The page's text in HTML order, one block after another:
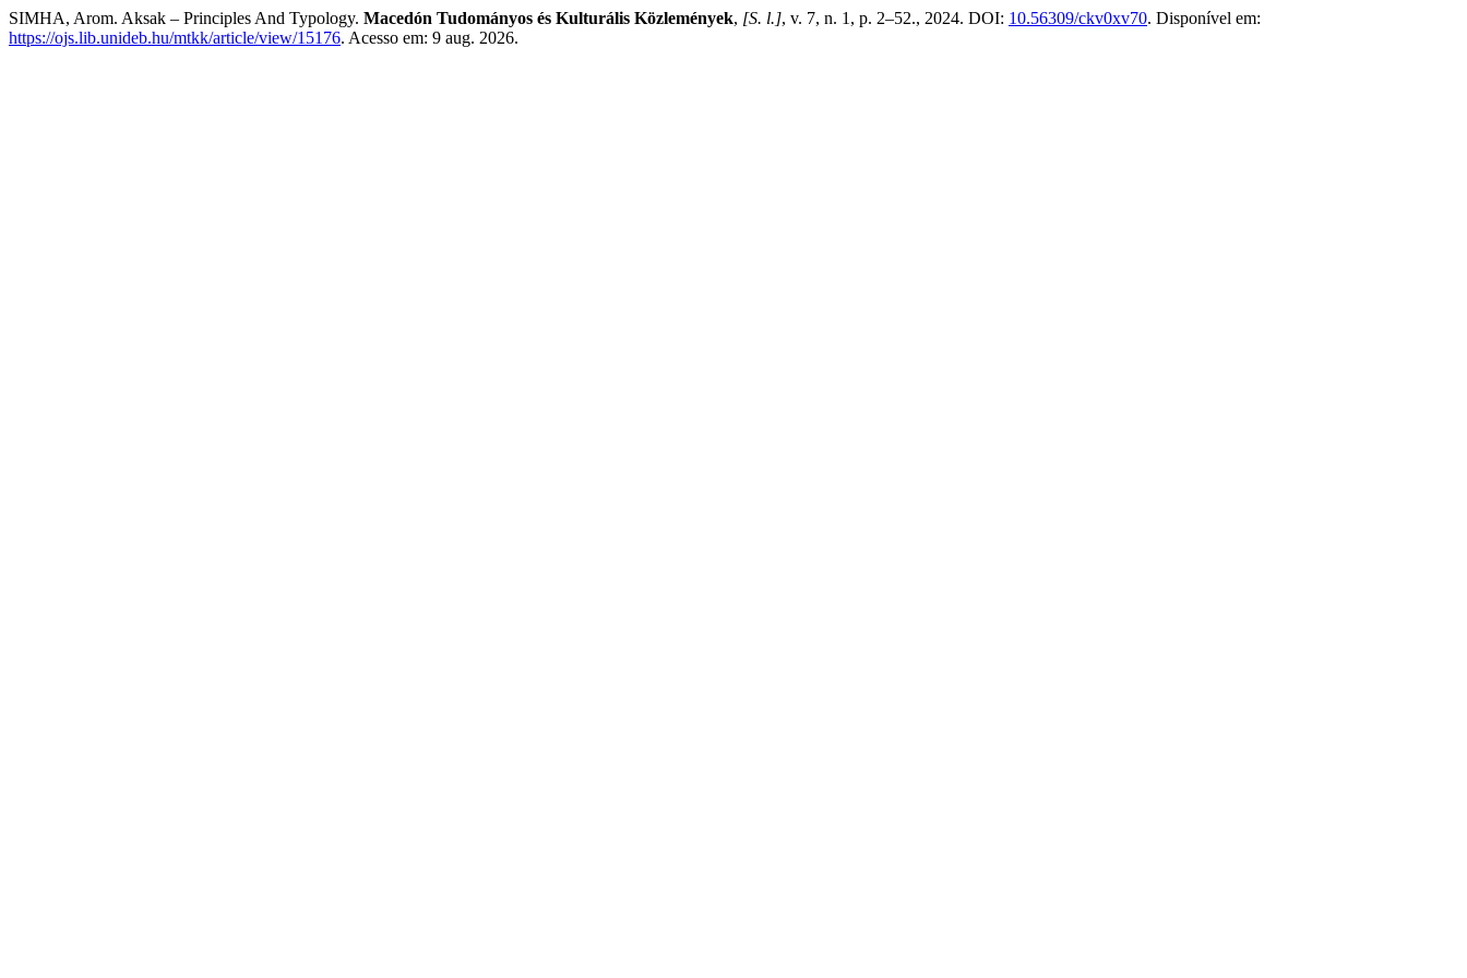
SIMHA, Arom. Aksak – Principles And Typology. Macedón Tudományos és Kulturális Közlemények, [S. l.], v. 7, n. 1, p. 2–52., 2024. DOI: 10.56309/ckv0xv70. Disponível em:
https://ojs.lib.unideb.hu/mtkk/article/view/15176. Acesso em: 9 aug. 2026.